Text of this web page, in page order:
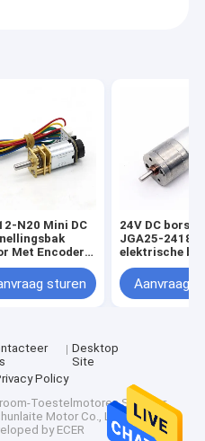
N20 Mini DC
Met Encoder
Koppel 12V
Motorsturen
24V DC
JGA25-2418
elektrische
DC motor
Aanvraag
Desktop
Site
Policy
Toestelmotoren Supplier.
Motor Co., Ltd.. All Rights
byECER